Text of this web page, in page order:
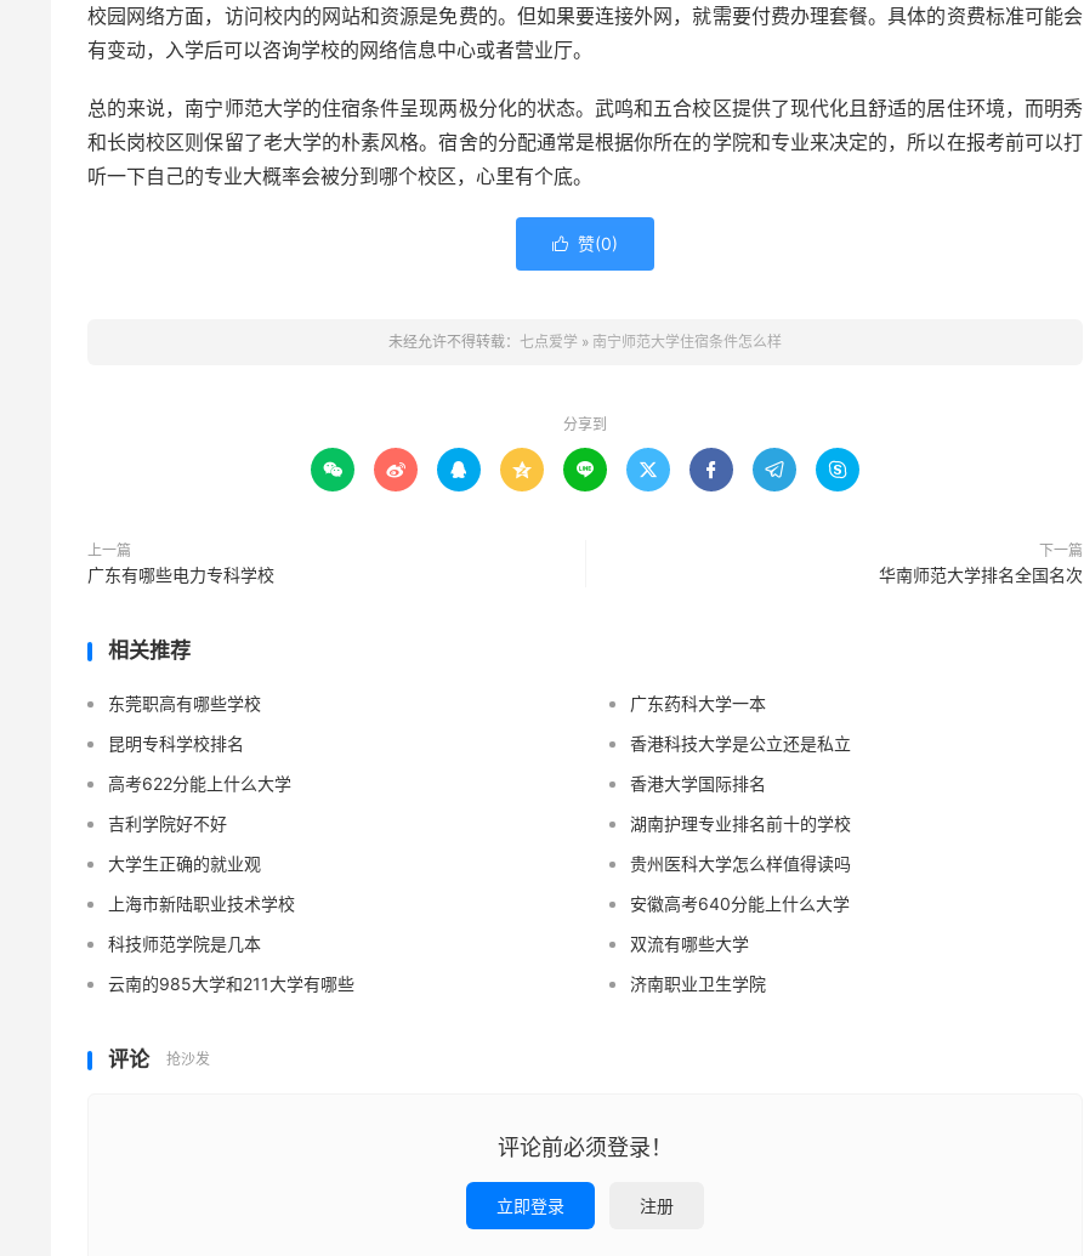
校园网络方面，访问校内的网站和资源是免费的。但如果要连接外网，就需要付费办理套餐。具体的资费标准可能会
有变动，入学后可以咨询学校的网络信息中心或者营业厅。
总的来说，南宁师范大学的住宿条件呈现两极分化的状态。武鸣和五合校区提供了现代化且舒适的居住环境，而明秀
和长岗校区则保留了老大学的朴素风格。宿舍的分配通常是根据你所在的学院和专业来决定的，所以在报考前可以打
听一下自己的专业大概率会被分到哪个校区，心里有个底。
 赞(0)
未经允许不得转载： 七点爱学 » 南宁师范大学住宿条件怎么样
分享到
        
上一篇
广东有哪些电力专科学校
下一篇
华南师范大学排名全国名次
相关推荐
东莞职高有哪些学校
广东药科大学一本
昆明专科学校排名
香港科技大学是公立还是私立
高考622分能上什么大学
香港大学国际排名
吉利学院好不好
湖南护理专业排名前十的学校
大学生正确的就业观
贵州医科大学怎么样值得读吗
上海市新陆职业技术学校
安徽高考640分能上什么大学
科技师范学院是几本
双流有哪些大学
云南的985大学和211大学有哪些
济南职业卫生学院
评论 抢沙发
评论前必须登录！
立即登录 注册